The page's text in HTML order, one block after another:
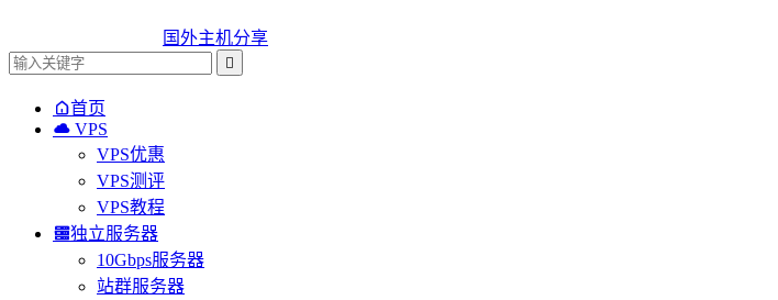
国外主机分享

首页
 VPS
VPS优惠
VPS测评
VPS教程
独立服务器
10Gbps服务器
站群服务器